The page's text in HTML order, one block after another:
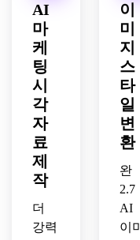
AI
마
케
팅
시
각
자
료
제
작
더
강력
이
미
지
스
타
일
변
환
완
2.7
AI
이미